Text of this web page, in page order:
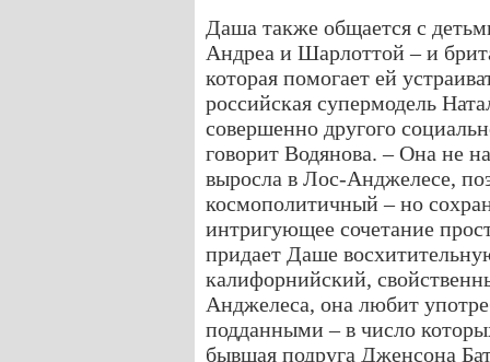
Даша также общается с
Андреа и Шарлоттой – и
которая помогает ей
российская супермодель
совершенно другого
говорит Водянова. – Она не
выросла в Лос-Анджелесе,
космополитичный – но
интригующее сочетание
придает Даше
калифорнийский,
Анджелеса, она любит
подданными – в число
бывшая подруга Дженсона